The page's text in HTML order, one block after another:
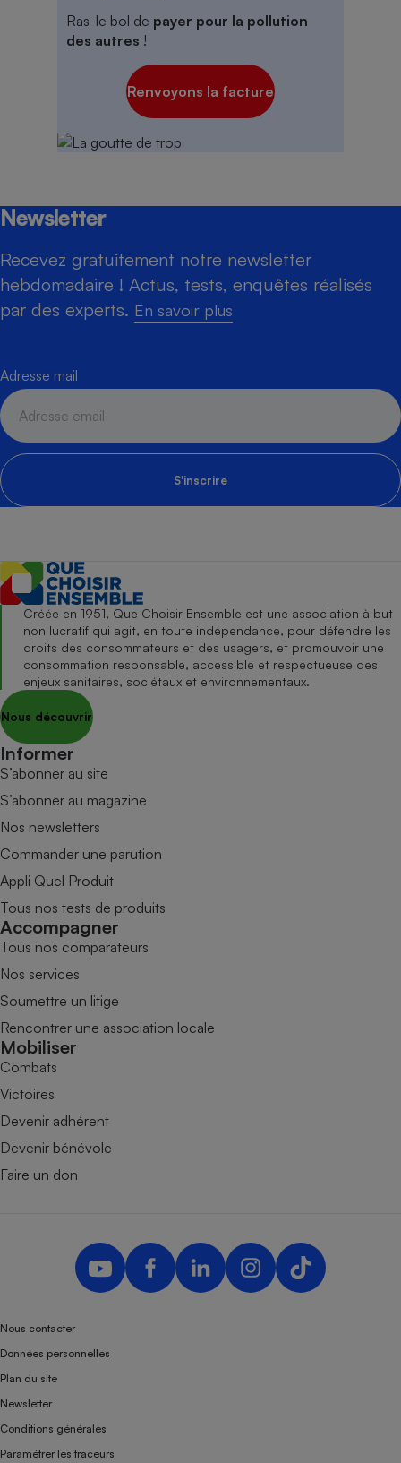
Ras-le bol de payer pour la pollution
des autres !
Renvoyons la facture
Newsletter
Recevez gratuitement notre newsletter
hebdomadaire ! Actus, tests, enquêtes réalisés
par des experts. En savoir plus
Adresse mail
S'inscrire
Créée en 1951, Que Choisir Ensemble est une association à but
non lucratif qui agit, en toute indépendance, pour défendre les
droits des consommateurs et des usagers, et promouvoir une
consommation responsable, accessible et respectueuse des
enjeux sanitaires, sociétaux et environnementaux.
Nous découvrir
Informer
S’abonner au site
S’abonner au magazine
Nos newsletters
Commander une parution
Appli Quel Produit
Tous nos tests de produits
Accompagner
Tous nos comparateurs
Nos services
Soumettre un litige
Rencontrer une association locale
Mobiliser
Combats
Victoires
Devenir adhérent
Devenir bénévole
Faire un don
Nous contacter
Données personnelles
Plan du site
Newsletter
Conditions générales
Paramétrer les traceurs